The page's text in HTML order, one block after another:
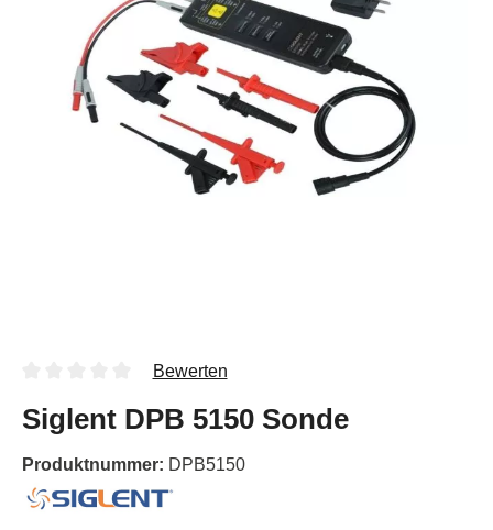
Bewerten
Siglent DPB 5150 Sonde
Produktnummer: DPB5150